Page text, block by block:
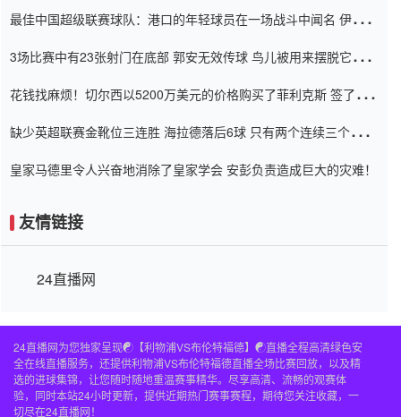
最佳中国超级联赛球队：港口的年轻球员在一场战斗中闻名 伊万放
3场比赛中有23张射门在底部 郭安无效传球 鸟儿被用来摆脱它
花钱找麻烦！切尔西以5200万美元的价格购买了菲利克斯 签了7年
缺少英超联赛金靴位三连胜 海拉德落后6球 只有两个连续三个连续
皇家马德里令人兴奋地消除了皇家学会 安彭负责造成巨大的灾难！
友情链接
24直播网
24直播网为您独家呈现☯️【利物浦VS布伦特福德】☯️直播全程高清绿色安
全在线直播服务，还提供利物浦VS布伦特福德直播全场比赛回放，以及精
选的进球集锦，让您随时随地重温赛事精华。尽享高清、流畅的观赛体
验，同时本站24小时更新，提供近期热门赛事赛程，期待您关注收藏，一
切尽在24直播网！